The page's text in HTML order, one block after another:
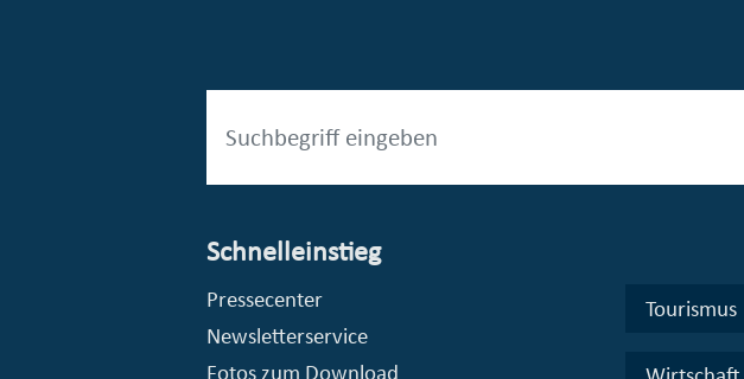
Schnelleinstieg
Pressecenter
Newsletterservice
Fotos zum Download
Tourismus
© Stadt Essen, Presse- und Kommunikationsamt